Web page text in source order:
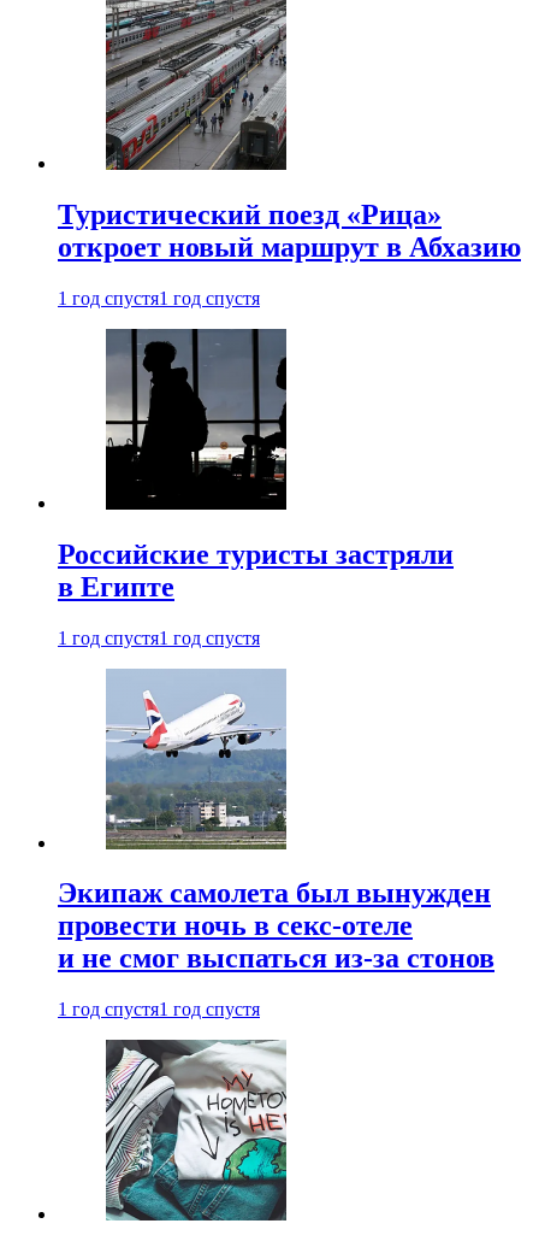
Туристический поезд «Рица»
откроет новый маршрут в Абхазию
1 год спустя1 год спустя
Российские туристы застряли
в Египте
1 год спустя1 год спустя
Экипаж самолета был вынужден
провести ночь в секс-отеле
и не смог выспаться из-за стонов
1 год спустя1 год спустя